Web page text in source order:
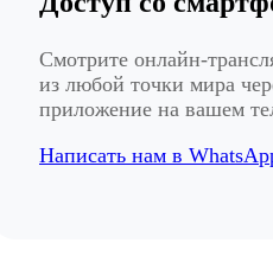
Смотрите онлайн-
из любой точки мира
приложение на вашем
Написать нам в